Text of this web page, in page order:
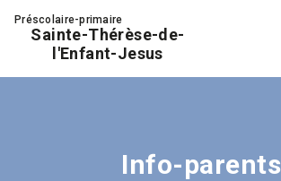
Préscolaire-primaire
Sainte-Thérèse-de-
l'Enfant-Jesus
Info-parents